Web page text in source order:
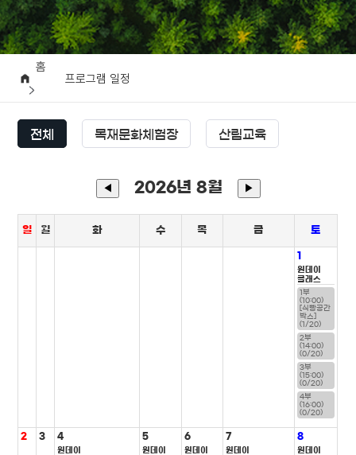
홈
프로그램 일정
전체 목재문화체험장 산림교육
◀ 2026년 8월 ▶
일 월 화 수 목 금 토
1
원데이
클래스
1부
(10:00)
[식빵공간
박스]
(1/20)
2부
(14:00)
(0/20)
3부
(15:00)
(0/20)
4부
(16:00)
(0/20)
2 3 4
원데이
5
원데이
6
원데이
7
원데이
8
원데이